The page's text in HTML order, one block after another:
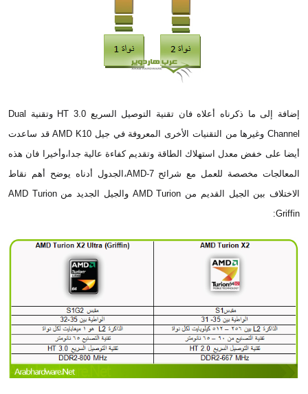
إضافة إلى ما ذكرناه أعلاه فان تقنية التوصيل السريع HT 3.0 وتقنية Dual
Channel وغيرها من التقنيات الأخرى المعروفة في جيل AMD K10 قد ساعدت
أيضا على خفض معدل استهلاك الطاقة وتقديم كفاءة عالية جدا،وأخيرا فان هذه
المعالجات مخصصة للعمل مع شرائح AMD-7،الجدول أدناه يوضح أهم نقاط
الاختلاف بين الجيل القديم من AMD Turion والجيل الجديد من AMD Turion
Griffin: